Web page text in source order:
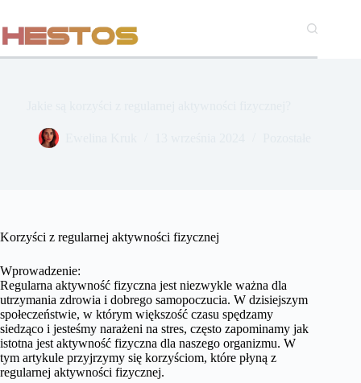
treści
Korzyści z regularnej aktywności fizycznej
Wprowadzenie:
Regularna aktywność fizyczna jest niezwykle ważna dla
utrzymania zdrowia i dobrego samopoczucia. W dzisiejszym
społeczeństwie, w którym większość czasu spędzamy
siedząco i jesteśmy narażeni na stres, często zapominamy jak
istotna jest aktywność fizyczna dla naszego organizmu. W
tym artykule przyjrzymy się korzyściom, które płyną z
regularnej aktywności fizycznej.